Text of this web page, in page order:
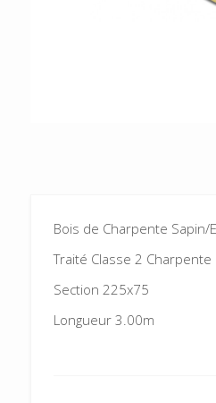
Bois de Charpente Sapin/
Traité Classe 2 Charpente
Section 225x75
Longueur 3.00m